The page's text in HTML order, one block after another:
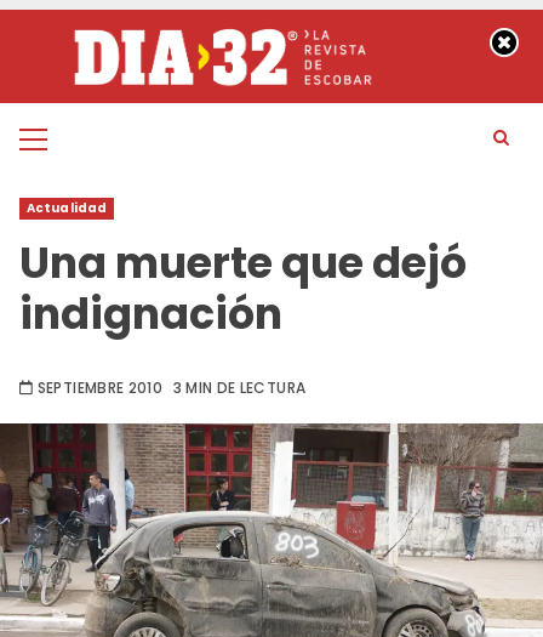
contenido
Menú
Actualidad
Una muerte que dejó
indignación
SEPTIEMBRE 2010 3 MIN DE LECTURA